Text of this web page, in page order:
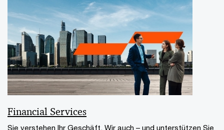
Financial Services
Sie verstehen Ihr Geschäft. Wir auch – und unterstützen Sie